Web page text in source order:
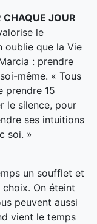
CHAQUE JOUR
le
oublie que la Vie
: prendre
même. « Tous
prendre 15
le silence, pour
ses intuitions
soi. »
un soufflet et
choix. On éteint
peuvent aussi
vient le temps